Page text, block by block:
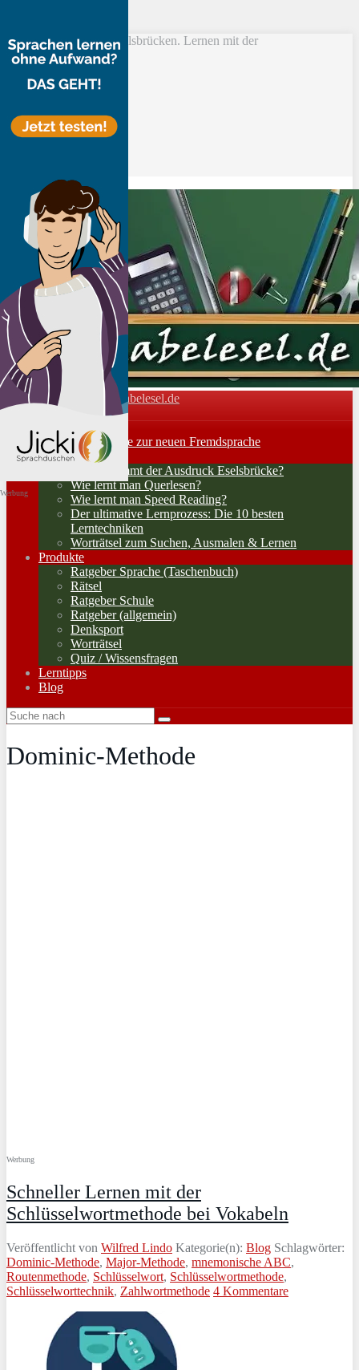
Vokabel Lernen mit Eselsbrücken. Lernen mit der
Schlüsselwortmethode
Bestseller
T-Shirts
Blog
Toggle navigation Vokabelesel.de
Home
Lernerfolge: Wege zur neuen Fremdsprache
Lernstrategien
Woher kommt der Ausdruck Eselsbrücke?
Wie lernt man Querlesen?
Wie lernt man Speed Reading?
Der ultimative Lernprozess: Die 10 besten
Lerntechniken
Worträtsel zum Suchen, Ausmalen & Lernen
Produkte
Ratgeber Sprache (Taschenbuch)
Rätsel
Ratgeber Schule
Ratgeber (allgemein)
Denksport
Worträtsel
Quiz / Wissensfragen
Lerntipps
Blog
Dominic-Methode
Werbung
Schneller Lernen mit der
Schlüsselwortmethode bei Vokabeln
Veröffentlicht von Wilfred Lindo Kategorie(n): Blog Schlagwörter:
Dominic-Methode, Major-Methode, mnemonische ABC,
Routenmethode, Schlüsselwort, Schlüsselwortmethode,
Schlüsselworttechnik, Zahlwortmethode 4 Kommentare
Werbung